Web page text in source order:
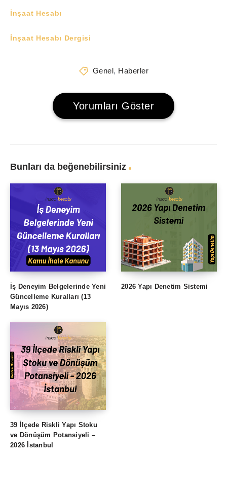
İnşaat Hesabı
İnşaat Hesabı Dergisi
Genel, Haberler
Yorumları Göster
Bunları da beğenebilirsiniz
İş Deneyim Belgelerinde Yeni
Güncelleme Kuralları (13
Mayıs 2026)
2026 Yapı Denetim Sistemi
39 İlçede Riskli Yapı Stoku
ve Dönüşüm Potansiyeli –
2026 İstanbul